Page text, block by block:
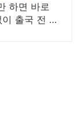
하면 바로
출국 전 준